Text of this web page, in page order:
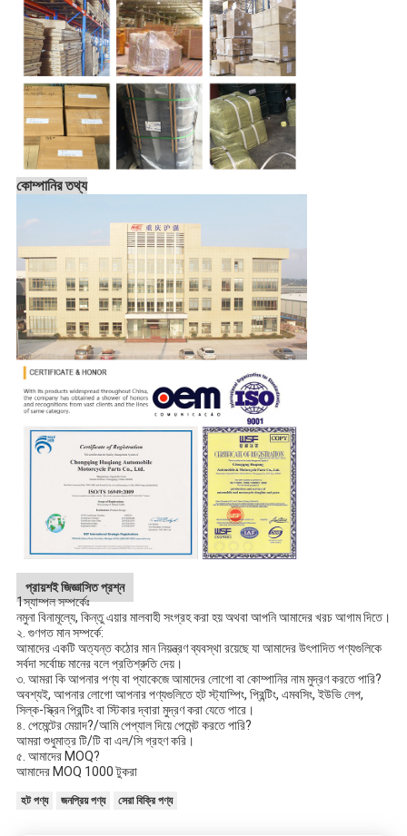
কোম্পানির তথ্য
প্রায়শই জিজ্ঞাসিত প্রশ্ন
1স্যাম্পল সম্পর্কেঃ
নমুনা বিনামূল্যে, কিন্তু এয়ার মালবাহী সংগ্রহ করা হয় অথবা আপনি আমাদের খরচ আগাম দিতে।
২. গুণগত মান সম্পর্কে:
আমাদের একটি অত্যন্ত কঠোর মান নিয়ন্ত্রণ ব্যবস্থা রয়েছে যা আমাদের উৎপাদিত পণ্যগুলিকে
সর্বদা সর্বোচ্চ মানের বলে প্রতিশ্রুতি দেয়।
৩. আমরা কি আপনার পণ্য বা প্যাকেজে আমাদের লোগো বা কোম্পানির নাম মুদ্রণ করতে পারি?
অবশ্যই, আপনার লোগো আপনার পণ্যগুলিতে হট স্ট্যাম্পিং, প্রিন্টিং, এমবসিং, ইউভি লেপ,
সিল্ক-স্ক্রিন প্রিন্টিং বা স্টিকার দ্বারা মুদ্রণ করা যেতে পারে।
৪. পেমেন্টের মেয়াদ?/আমি পেপ্যাল দিয়ে পেমেন্ট করতে পারি?
আমরা শুধুমাত্র টি/টি বা এল/সি গ্রহণ করি।
৫. আমাদের MOQ?
আমাদের MOQ 1000 টুকরা
হট পণ্য জনপ্রিয় পণ্য সেরা বিক্রি পণ্য